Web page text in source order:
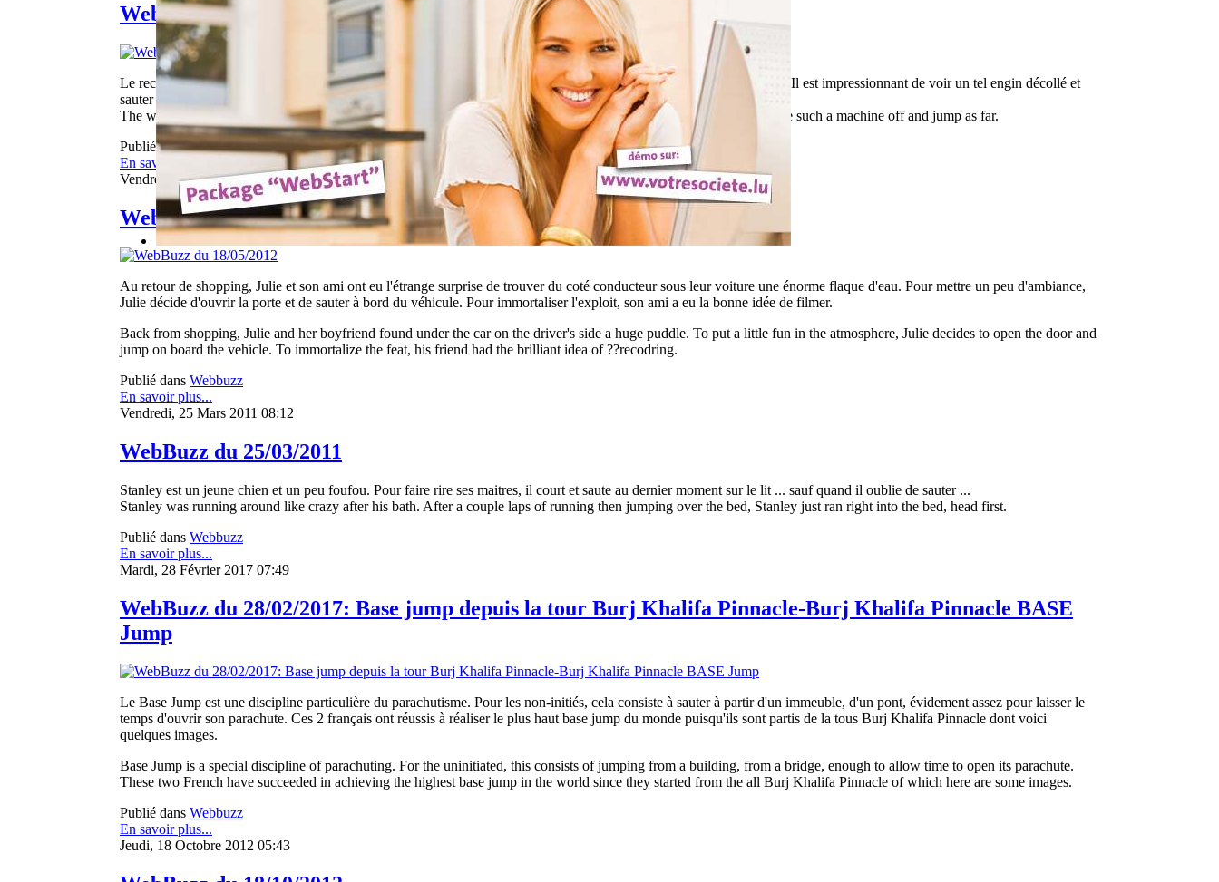
WebBuzz du 27/08/2013
Le record du monde de saut en longueur avec un camion a été établit à plus de 31 mètres. En voici la vidéo officielle. Il est impressionnant de voir un tel engin décollé et
sauter aussi loin.
The world record in the long jump with a truck was at over 31 meters. Here is the official video. It is impressive to see such a machine off and jump as far.
Publié dans Webbuzz
En savoir plus...
Vendredi, 18 Mai 2012 06:33
WebBuzz du 18/05/2012
Au retour de shopping, Julie et son ami ont eu l'étrange surprise de trouver du coté conducteur sous leur voiture une énorme flaque d'eau. Pour mettre un peu d'ambiance,
Julie décide d'ouvrir la porte et de sauter à bord du véhicule. Pour immortaliser l'exploit, son ami a eu la bonne idée de filmer.
Back from shopping, Julie and her boyfriend found under the car on the driver's side a huge puddle. To put a little fun in the atmosphere, Julie decides to open the door and
jump on board the vehicle. To immortalize the feat, his friend had the brilliant idea of ??recodring.
Publié dans Webbuzz
En savoir plus...
Vendredi, 25 Mars 2011 08:12
WebBuzz du 25/03/2011
Stanley est un jeune chien et un peu foufou. Pour faire rire ses maitres, il court et saute au dernier moment sur le lit ... sauf quand il oublie de sauter ...
Stanley was running around like crazy after his bath. After a couple laps of running then jumping over the bed, Stanley just ran right into the bed, head first.
Publié dans Webbuzz
En savoir plus...
Mardi, 28 Février 2017 07:49
WebBuzz du 28/02/2017: Base jump depuis la tour Burj Khalifa Pinnacle-Burj Khalifa Pinnacle BASE
Jump
Le Base Jump est une discipline particulière du parachutisme. Pour les non-initiés, cela consiste à sauter à partir d'un immeuble, d'un pont, évidement assez pour laisser le
temps d'ouvrir son parachute. Ces 2 français ont réussis à réaliser le plus haut base jump du monde puisqu'ils sont partis de la tous Burj Khalifa Pinnacle dont voici
quelques images.
Base Jump is a special discipline of parachuting. For the uninitiated, this consists of jumping from a building, from a bridge, enough to allow time to open its parachute.
These two French have succeeded in achieving the highest base jump in the world since they started from the all Burj Khalifa Pinnacle of which here are some images.
Publié dans Webbuzz
En savoir plus...
Jeudi, 18 Octobre 2012 05:43